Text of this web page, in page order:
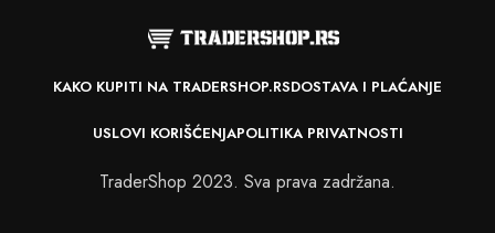
KAKO KUPITI NA TRADERSHOP.RSDOSTAVA I PLAĆANJE
USLOVI KORIŠĆENJAPOLITIKA PRIVATNOSTI
TraderShop 2023. Sva prava zadržana.